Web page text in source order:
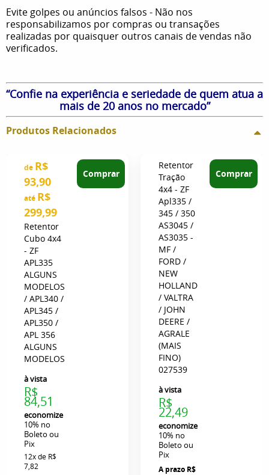
Evite golpes ou anúncios falsos - Não nos
responsabilizamos por compras ou transações
realizadas por quaisquer outros canais de vendas não
verificados.
“Confie na experiência e seriedade de quem atua a
mais de 20 anos no mercado”
Produtos Relacionados
Retentor
Cubo 4x4
- ZF
APL335
ALGUNS
MODELOS
/ APL340 /
APL345 /
APL350 /
APL 356
ALGUNS
MODELOS
de R$
93,90
até R$
299,99
à vista
R$
84,51
economize
10% no
Boleto ou
Pix
12xde R$
7,82
Comprar
Retentor
Tração
4x4 - ZF
Apl335 /
345 / 350
AS3045 /
AS3035 -
MF /
FORD /
NEW
HOLLAND
/ VALTRA
/ JOHN
DEERE /
AGRALE
(MAIS
FINO)
027539
R$
à vista
R$
22,49
economize
10% no
Boleto ou
Pix
Comprar